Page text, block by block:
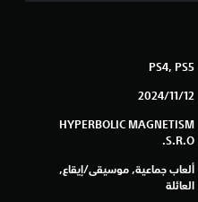
ج
و
PS4, PS5
12‏/11‏/2024
HYPERBOLIC MAGNETISM
S.R.O.
ألعاب جماعية, موسيقى/إيقاع,
العائلة